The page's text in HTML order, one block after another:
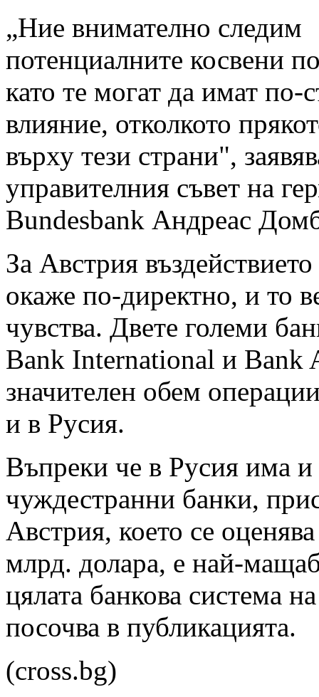
„Ние внимателно следим
потенциалните косвени
като те могат да имат по-
влияние, отколкото
върху тези страни",
управителния съвет на
Bundesbank Андреас
За Австрия
окаже по-директно, и то
чувства. Двете големи
Bank International и Bank
значителен обем
и в Русия.
Въпреки че в Русия има и
чуждестранни банки,
Австрия, което се
млрд. долара, е най-
цялата банкова система
посочва в публикацията.
(cross.bg)